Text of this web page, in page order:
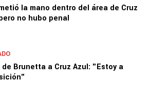
la mano dentro del área de Cruz
no hubo penal
de Brunetta a Cruz Azul: "Estoy a